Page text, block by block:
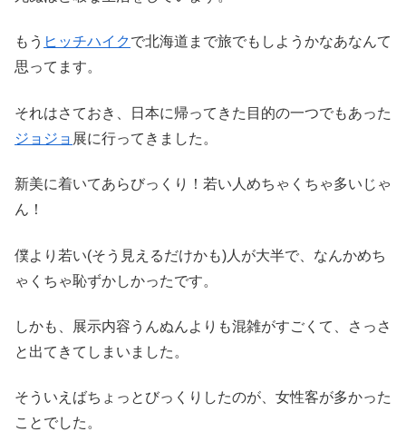
もう ヒッチハイクで北海道まで旅でもしようかなあなんて
思ってます。
それはさておき、日本に帰ってきた目的の一つでもあった
ジョジョ 展に行ってきました。
新美に着いてあらびっくり！若い人めちゃくちゃ多いじゃ
ん！
僕より若い(そう見えるだけかも)人が大半で、なんかめち
ゃくちゃ恥ずかしかったです。
しかも、展示内容うんぬんよりも混雑がすごくて、さっさ
と出てきてしまいました。
そういえばちょっとびっくりしたのが、女性客が多かった
ことでした。